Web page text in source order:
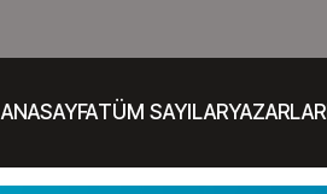
ANASAYFATÜM SAYILARYAZARLAR